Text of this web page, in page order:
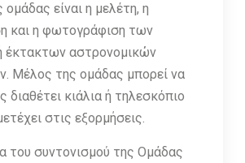
είναι η μελέτη, η
και η φωτογράφιση των
έκτακτων αστρονομικών
Μέλος της ομάδας μπορεί να
διαθέτει κιάλια ή τηλεσκόπιο
στις εξορμήσεις.
του συντονισμού της Ομάδας